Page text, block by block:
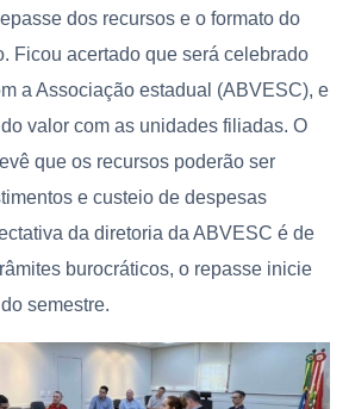
dos recursos e o formato do
Ficou acertado que será celebrado
a Associação estadual (ABVESC), e
valor com as unidades filiadas. O
que os recursos poderão ser
e custeio de despesas
da diretoria da ABVESC é de
burocráticos, o repasse inicie
semestre.